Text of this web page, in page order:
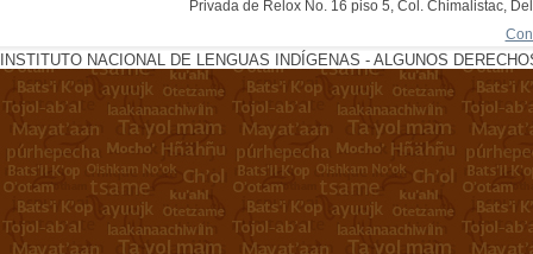
Privada de Relox No. 16 piso 5, Col. Chimalistac,
INSTITUTO NACIONAL DE LENGUAS INDÍGENAS - ALGUNOS